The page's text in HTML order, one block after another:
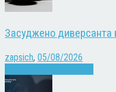
Засуджено диверсанта
zapsich, 05/08/2026